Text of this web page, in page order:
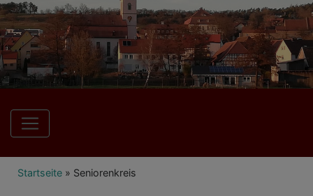
Hauptnavigation
Breadcrumb
Startseite Seniorenkreis